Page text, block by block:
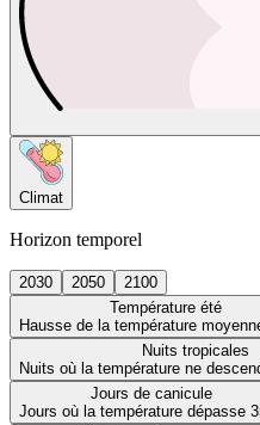
Climat
Horizon temporel
2030 2050
2100
Température été
Hausse de la température
Nuits tropicales
Nuits où la température ne
Jours de canicule
Jours où la température dépasse